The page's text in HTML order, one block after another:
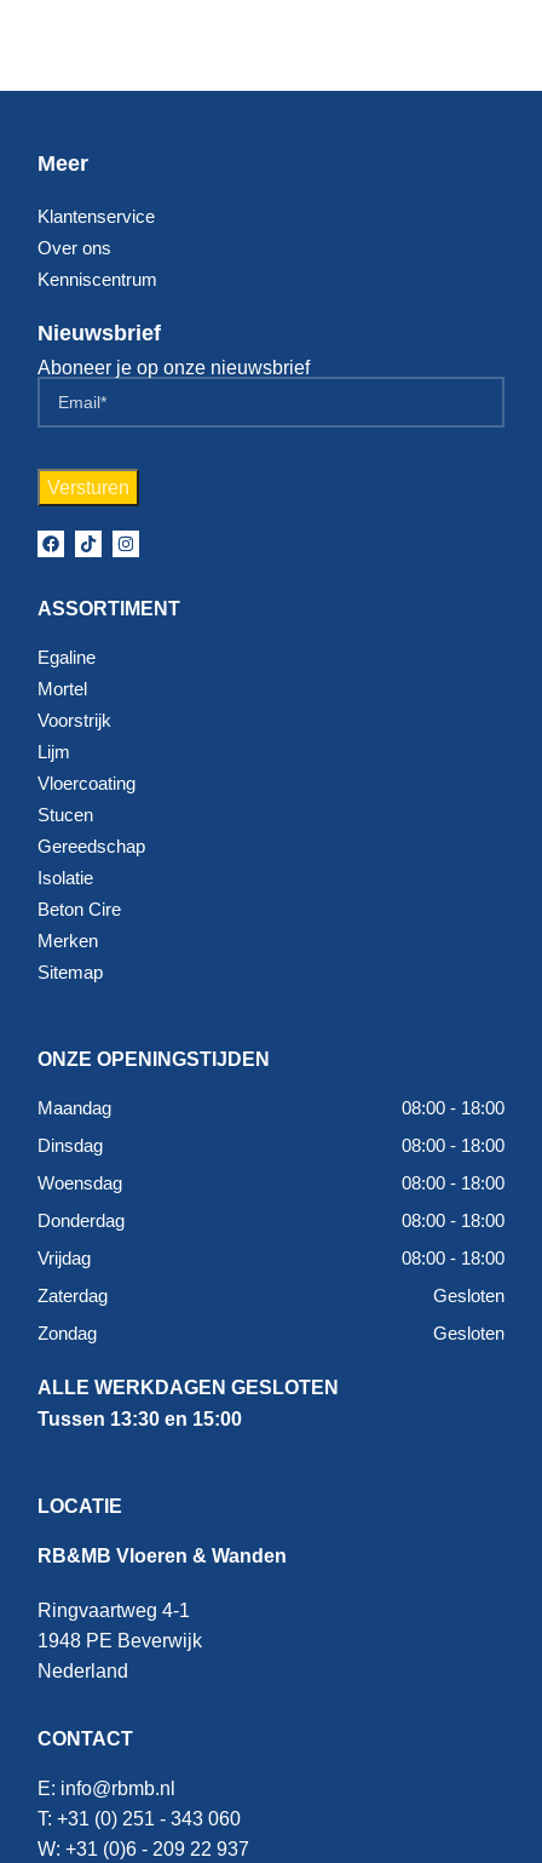
Meer
Klantenservice
Over ons
Kenniscentrum
Nieuwsbrief
Aboneer je op onze nieuwsbrief
ASSORTIMENT
Egaline
Mortel
Voorstrijk
Lijm
Vloercoating
Stucen
Gereedschap
Isolatie
Beton Cire
Merken
Sitemap
ONZE OPENINGSTIJDEN
Maandag
08:00 - 18:00
Dinsdag
08:00 - 18:00
Woensdag
08:00 - 18:00
Donderdag
08:00 - 18:00
Vrijdag
08:00 - 18:00
Zaterdag
Gesloten
Zondag
Gesloten
ALLE WERKDAGEN GESLOTEN
Tussen 13:30 en 15:00
LOCATIE
RB&MB Vloeren & Wanden
Ringvaartweg 4-1
1948 PE Beverwijk
Nederland
CONTACT
E: info@rbmb.nl
T: +31 (0) 251 - 343 060
W: +31 (0)6 - 209 22 937